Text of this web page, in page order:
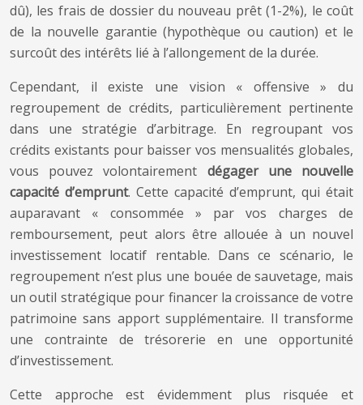
dû), les frais de dossier du nouveau prêt (1-2%), le coût
de la nouvelle garantie (hypothèque ou caution) et le
surcoût des intérêts lié à l’allongement de la durée.
Cependant, il existe une vision « offensive » du
regroupement de crédits, particulièrement pertinente
dans une stratégie d’arbitrage. En regroupant vos
crédits existants pour baisser vos mensualités globales,
vous pouvez volontairement dégager une nouvelle
capacité d’emprunt. Cette capacité d’emprunt, qui était
auparavant « consommée » par vos charges de
remboursement, peut alors être allouée à un nouvel
investissement locatif rentable. Dans ce scénario, le
regroupement n’est plus une bouée de sauvetage, mais
un outil stratégique pour financer la croissance de votre
patrimoine sans apport supplémentaire. Il transforme
une contrainte de trésorerie en une opportunité
d’investissement.
Cette approche est évidemment plus risquée et